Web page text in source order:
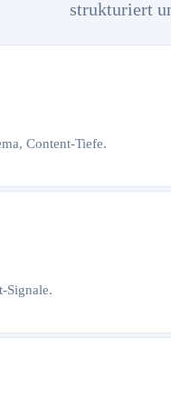
strukturiert
Content-Tiefe.
Signale.